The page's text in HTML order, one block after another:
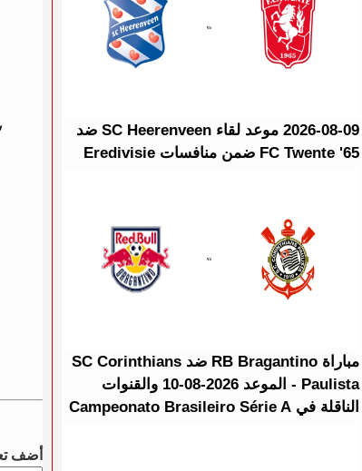
أضف
2026-08-09 موعد لقاء SC Heerenveen ضد
FC Twente '65 ضمن منافسات Eredivisie
مباراة RB Bragantino ضد SC Corinthians
Paulista - الموعد 2026-08-10 والقنوات
الناقلة في Campeonato Brasileiro Série A